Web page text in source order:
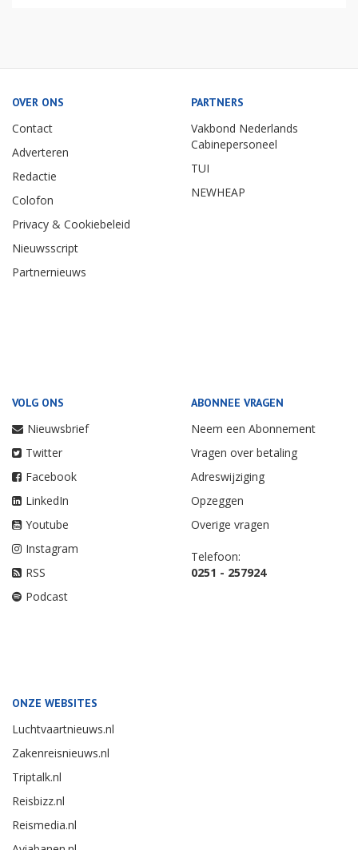
OVER ONS
Contact
Adverteren
Redactie
Colofon
Privacy & Cookiebeleid
Nieuwsscript
Partnernieuws
PARTNERS
Vakbond Nederlands
Cabinepersoneel
TUI
NEWHEAP
VOLG ONS
Nieuwsbrief
Twitter
Facebook
LinkedIn
Youtube
Instagram
RSS
Podcast
ABONNEE VRAGEN
Neem een Abonnement
Vragen over betaling
Adreswijziging
Opzeggen
Overige vragen
Telefoon:
0251 - 257924
ONZE WEBSITES
Luchtvaartnieuws.nl
Zakenreisnieuws.nl
Triptalk.nl
Reisbizz.nl
Reismedia.nl